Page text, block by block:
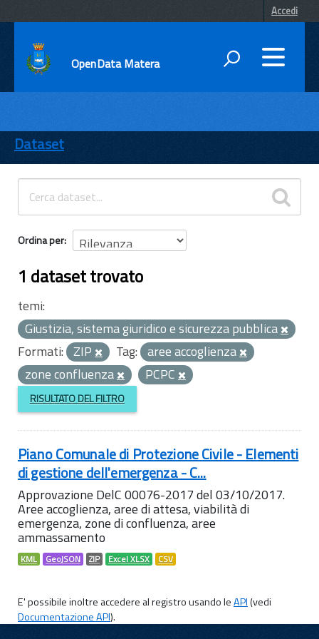
Accedi
OpenData Matera
ENTI
TEMI
INFORMAZIONI
Dataset
Ordina per
1 dataset trovato
temi:
Giustizia, sistema giuridico e sicurezza pubblica
Formati: ZIP Tag: aree accoglienza
zone confluenza
PCPC
RISULTATO DEL FILTRO
Piano Comunale di Protezione Civile - Elementi
di gestione dell'emergenza - C...
Approvazione DelC 00076-2017 del 03/10/2017.
Aree accoglienza, aree di attesa, viabilità di
emergenza, zone di confluenza, aree
ammassamento
KML GeoJSON ZIP Excel XLSX CSV
E' possibile inoltre accedere al registro usando leAPI(vedi
Documentazione API).